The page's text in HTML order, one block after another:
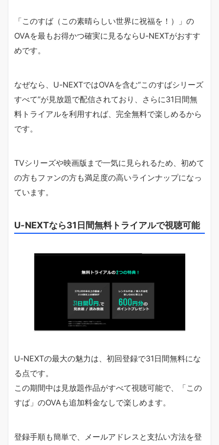
「このすば（この素晴らしい世界に祝福を！）」の
OVAを最もお得かつ確実に見るならU-NEXTがおすす
めです。
なぜなら、U-NEXTではOVAを含む“このすばシリーズ
すべて”が見放題で配信されており、さらに31日間無
料トライアルを利用すれば、完全無料で楽しめるから
です。
TVシリーズや映画版まで一気に見られるため、初めて
の方もファンの方も満足度の高いラインナップになっ
ています。
U-NEXTなら31日間無料トライアルで視聴可能
U-NEXTの最大の魅力は、初回登録で31日間無料にな
る点です。
この期間中は見放題作品がすべて視聴可能で、「この
すば」のOVAも追加料金なしで楽しめます。
登録手順も簡単で、メールアドレスと支払い方法を登